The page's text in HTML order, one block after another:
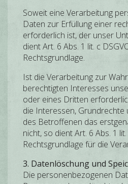
Soweit eine Verarbeitung
Daten zur Erfüllung einer
erforderlich ist, der unser
dient Art. 6 Abs. 1 lit. c
Rechtsgrundlage.
Ist die Verarbeitung zur
berechtigten Interesses
oder eines Dritten
die Interessen, Grundrechte
des Betroffenen das
nicht, so dient Art. 6 Abs. 1
Rechtsgrundlage für die
3. Datenlöschung und
Die personenbezogenen